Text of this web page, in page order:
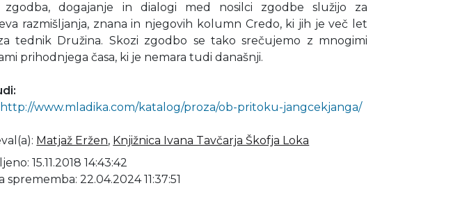
zgodba, dogajanje in dialogi med nosilci zgodbe služijo za
razmišljanja, znana in njegovih kolumn Credo, ki jih je več let
tednik Družina. Skozi zgodbo se tako srečujemo z mnogimi
prihodnjega časa, ki je nemara tudi današnji.
http://www.mladika.com/katalog/proza/ob-pritoku-jangcekjanga/
: Matjaž Eržen, Knjižnica Ivana Tavčarja Škofja Loka
15.11.2018 14:43:42
sprememba: 22.04.2024 11:37:51